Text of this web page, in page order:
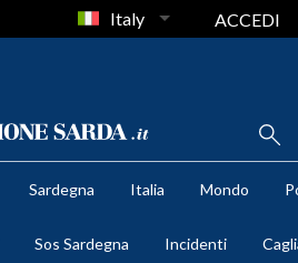
Italy ACCEDI
Sardegna Italia Mondo
Sos Sardegna Incidenti